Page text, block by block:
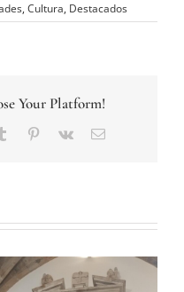
, Cultura, Destacados
Your Platform!
Tumblr Pinterest
Vk
Correo